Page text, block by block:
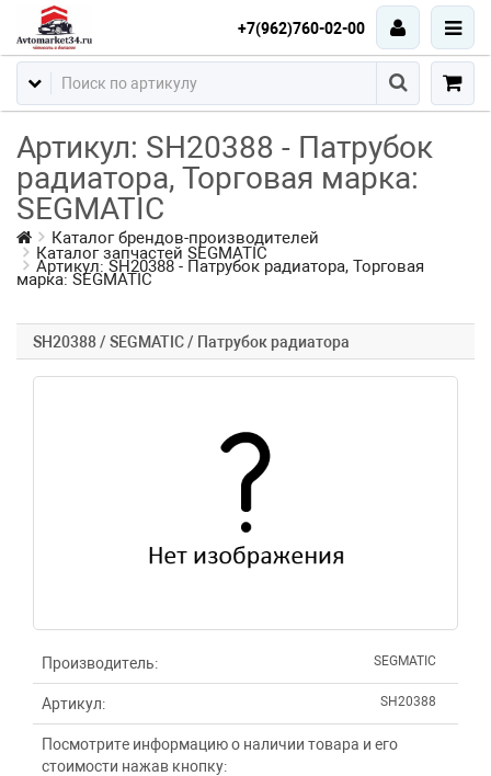
+7(962)760-02-00
Артикул: SH20388 - Патрубок
радиатора, Торговая марка:
SEGMATIC
Каталог брендов-производителей
Каталог запчастей SEGMATIC
Артикул: SH20388 - Патрубок радиатора, Торговая
марка: SEGMATIC
SH20388 / SEGMATIC / Патрубок радиатора
Производитель: SEGMATIC
Артикул: SH20388
Посмотрите информацию о наличии товара и его
стоимости нажав кнопку: